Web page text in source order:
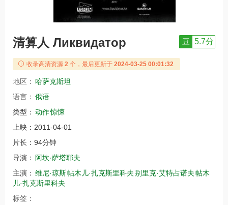
清算人 Ликвидатор 豆 5.7分
收录高清资源 2 个，最后更新于 2024-03-25 00:01:32
地区： 哈萨克斯坦
语言： 俄语
类型： 动作惊悚
上映： 2011-04-01
片长： 94分钟
导演：
阿坎·萨塔耶夫
主演： 维尼·琼斯帖木儿·扎克斯里科夫别里克·艾特占诺夫帖木
儿·扎克斯里科夫
标签：